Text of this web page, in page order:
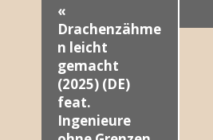
«
Drachenzähme
n leicht
gemacht
(2025) (DE)
feat.
Ingenieure